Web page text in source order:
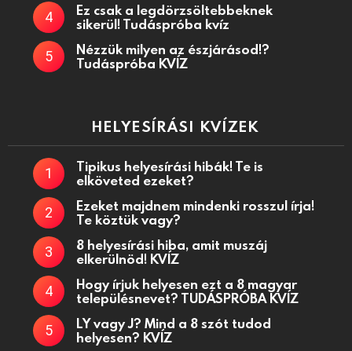
Ez csak a legdörzsöltebbeknek
sikerül! Tudáspróba kvíz
Nézzük milyen az észjárásod!?
Tudáspróba KVÍZ
HELYESÍRÁSI KVÍZEK
Tipikus helyesírási hibák! Te is
elköveted ezeket?
Ezeket majdnem mindenki rosszul írja!
Te köztük vagy?
8 helyesírási hiba, amit muszáj
elkerülnöd! KVÍZ
Hogy írjuk helyesen ezt a 8 magyar
településnevet? TUDÁSPRÓBA KVÍZ
LY vagy J? Mind a 8 szót tudod
helyesen? KVÍZ